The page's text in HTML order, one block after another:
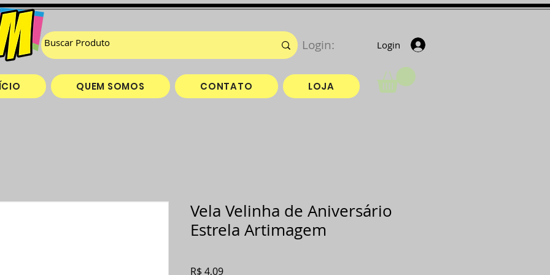
Login
QUEM SOMOS CONTATO LOJA
Login:
Vela Velinha de Aniversário
Estrela Artimagem
R$ 4,09Preço